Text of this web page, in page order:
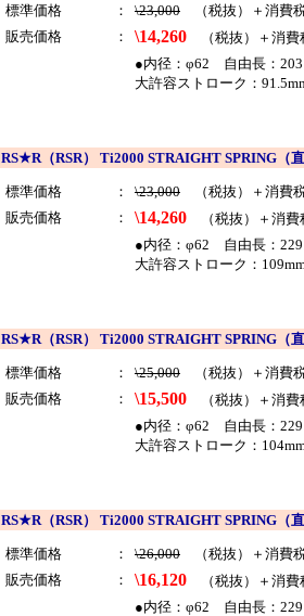
標準価格 ： \23,000 （税抜）＋消費
販売価格
： \14,260 （税抜）＋消費
●内径：φ62 自由長：
大許容ストローク：
RS★R（RSR） Ti2000 STRAIGHT SPRING
標準価格 ： \23,000 （税抜）＋消費
販売価格
： \14,260 （税抜）＋消費
●内径：φ62 自由長：
大許容ストローク：
RS★R（RSR） Ti2000 STRAIGHT SPRING
標準価格 ： \25,000 （税抜）＋消費
販売価格
： \15,500 （税抜）＋消費
●内径：φ62 自由長：
大許容ストローク：
RS★R（RSR） Ti2000 STRAIGHT SPRING
標準価格 ： \26,000 （税抜）＋消費
販売価格
： \16,120 （税抜）＋消費
●内径：φ62 自由長：